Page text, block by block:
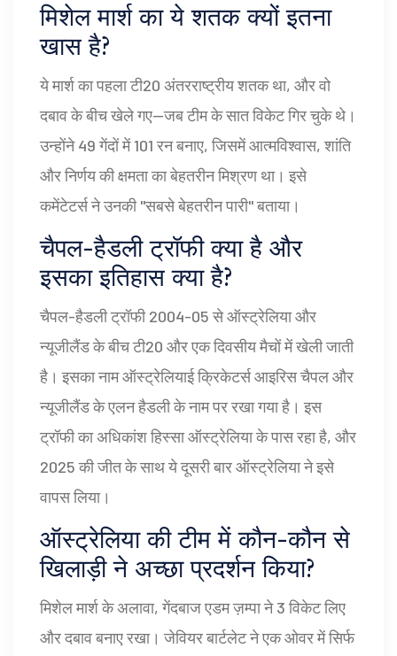
मिशेल मार्श का ये शतक क्यों इतना
खास है?
ये मार्श का पहला टी20 अंतरराष्ट्रीय शतक था, और वो
दबाव के बीच खेले गए—जब टीम के सात विकेट गिर चुके थे।
उन्होंने 49 गेंदों में 101 रन बनाए, जिसमें आत्मविश्वास, शांति
और निर्णय की क्षमता का बेहतरीन मिश्रण था। इसे
कमेंटेटर्स ने उनकी "सबसे बेहतरीन पारी" बताया।
चैपल-हैडली ट्रॉफी क्या है और
इसका इतिहास क्या है?
चैपल-हैडली ट्रॉफी 2004-05 से ऑस्ट्रेलिया और
न्यूजीलैंड के बीच टी20 और एक दिवसीय मैचों में खेली जाती
है। इसका नाम ऑस्ट्रेलियाई क्रिकेटर्स आइरिस चैपल और
न्यूजीलैंड के एलन हैडली के नाम पर रखा गया है। इस
ट्रॉफी का अधिकांश हिस्सा ऑस्ट्रेलिया के पास रहा है, और
2025 की जीत के साथ ये दूसरी बार ऑस्ट्रेलिया ने इसे
वापस लिया।
ऑस्ट्रेलिया की टीम में कौन-कौन से
खिलाड़ी ने अच्छा प्रदर्शन किया?
मिशेल मार्श के अलावा, गेंदबाज एडम ज़म्पा ने 3 विकेट लिए
और दबाव बनाए रखा। जेवियर बार्टलेट ने एक ओवर में सिर्फ